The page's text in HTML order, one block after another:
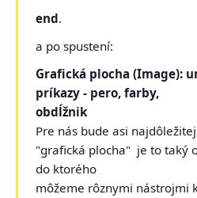
end.
a po spustení:
Grafická plocha (Image):
príkazy - pero, farby,
obdĺžnik
Pre nás bude asi
"grafická plocha" ­ je to taký
do ktorého
môžeme rôznymi nástrojmi